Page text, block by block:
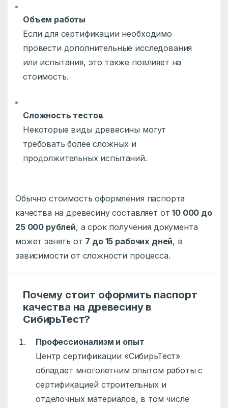
Объем работы
Если для сертификации необходимо
провести дополнительные исследования
или испытания, это также повлияет на
стоимость.
Сложность тестов
Некоторые виды древесины могут
требовать более сложных и
продолжительных испытаний.
Обычно стоимость оформления паспорта
качества на древесину составляет от10 000 до
25 000 рублей, а срок получения документа
может занять от 7 до 15 рабочих дней, в
зависимости от сложности процесса.
Почему стоит оформить паспорт
качества на древесину в
СибирьТест?
Профессионализм и опыт
Центр сертификации «СибирьТест»
обладает многолетним опытом работы с
сертификацией строительных и
отделочных материалов, в том числе